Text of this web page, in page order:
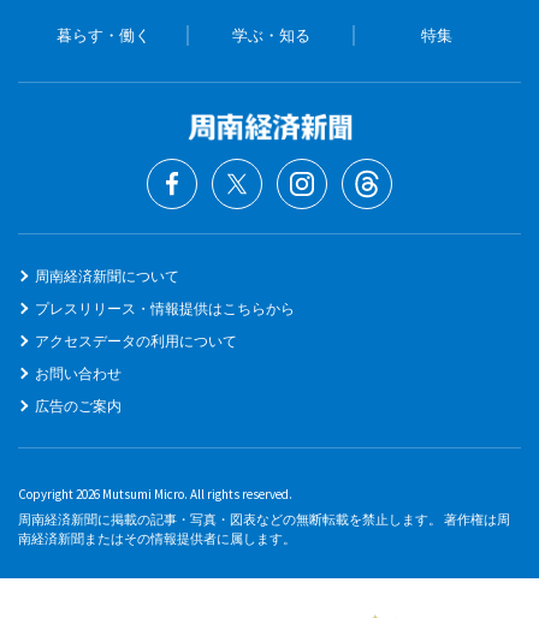
暮らす・働く 学ぶ・知る 特集
周南経済新聞について
プレスリリース・情報提供はこちらから
アクセスデータの利用について
お問い合わせ
広告のご案内
Copyright 2026 Mutsumi Micro. All rights reserved.
周南経済新聞に掲載の記事・写真・図表などの無断転載を禁止します。 著作権は周
南経済新聞またはその情報提供者に属します。